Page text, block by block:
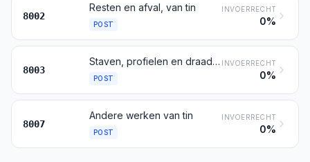
8002
Resten en afval, van tin
POST
INVOERRECHT
0%
8003
Staven, profielen en draad, van tin
POST
INVOERRECHT
0%
8007
Andere werken van tin
POST
INVOERRECHT
0%